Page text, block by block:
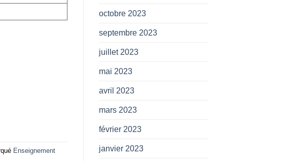
Enseignement
octobre 2023
septembre 2023
juillet 2023
mai 2023
avril 2023
mars 2023
février 2023
janvier 2023